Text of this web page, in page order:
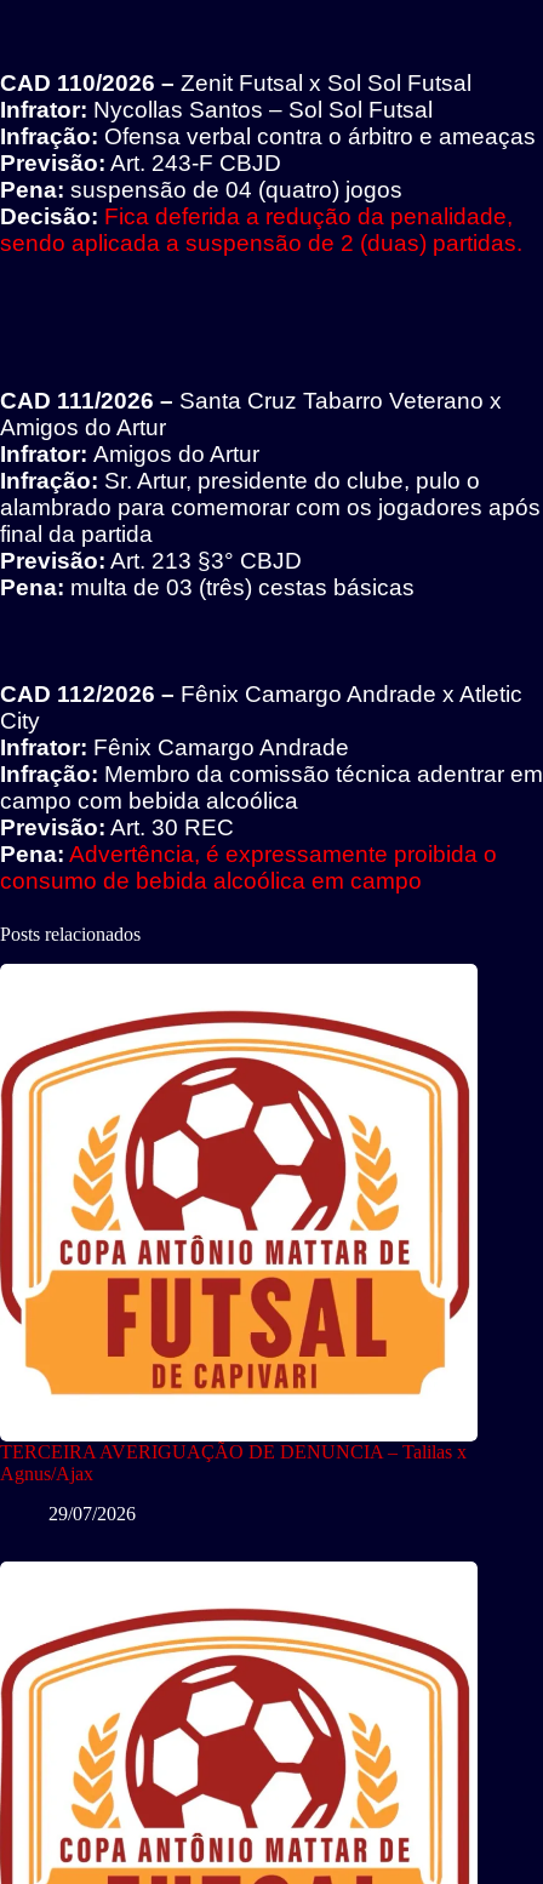
CAD 110/2026 – Zenit Futsal x Sol Sol Futsal
Infrator: Nycollas Santos – Sol Sol Futsal
Infração: Ofensa verbal contra o árbitro e ameaças
Previsão: Art. 243-F CBJD
Pena: suspensão de 04 (quatro) jogos
Decisão: Fica deferida a redução da penalidade,
sendo aplicada a suspensão de 2 (duas) partidas.
CAD 111/2026 – Santa Cruz Tabarro Veterano x
Amigos do Artur
Infrator: Amigos do Artur
Infração: Sr. Artur, presidente do clube, pulo o
alambrado para comemorar com os jogadores após
final da partida
Previsão: Art. 213 §3° CBJD
Pena: multa de 03 (três) cestas básicas
CAD 112/2026 – Fênix Camargo Andrade x Atletic
City
Infrator: Fênix Camargo Andrade
Infração: Membro da comissão técnica adentrar em
campo com bebida alcoólica
Previsão: Art. 30 REC
Pena: Advertência, é expressamente proibida o
consumo de bebida alcoólica em campo
Posts relacionados
TERCEIRA AVERIGUAÇÃO DE DENUNCIA – Talilas x
Agnus/Ajax
29/07/2026